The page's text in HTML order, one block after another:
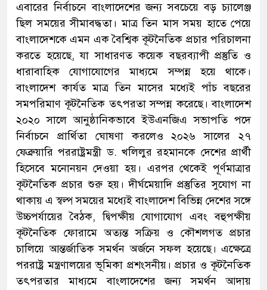
এবারের নির্বাচনে বাংলাদেশের জন্য সবচেয়ে বড় চ্যালেঞ্জ
ছিল সময়ের সীমাবদ্ধতা। মাত্র তিন মাস সময় হাতে পেয়ে
বাংলাদেশকে এমন এক বৈশ্বিক কূটনৈতিক প্রচার পরিচালনা
করতে হয়েছে, যা সাধারণত কয়েক বছরব্যাপী প্রস্তুতি ও
ধারাবাহিক যোগাযোগের মাধ্যমে সম্পন্ন হয়ে থাকে।
বাংলাদেশ কার্যত মাত্র তিন মাসের মধ্যেই পাঁচ বছরের
সমপরিমাণ কূটনৈতিক তৎপরতা সম্পন্ন করেছে। বাংলাদেশ
২০২০ সালে আনুষ্ঠানিকভাবে ইউএনজিএ সভাপতি পদে
নির্বাচনে প্রার্থিতা ঘোষণা করলেও ২০২৬ সালের ২৭
ফেব্রুয়ারি পররাষ্ট্রমন্ত্রী ড. খলিলুর রহমানকে দেশের প্রার্থী
হিসেবে মনোনয়ন দেওয়া হয়। এরপর থেকেই পূর্ণমাত্রার
কূটনৈতিক প্রচার শুরু হয়। দীর্ঘমেয়াদি প্রস্তুতির সুযোগ না
থাকায় এ স্বল্প সময়ের মধ্যেই বাংলাদেশ বিভিন্ন দেশের সঙ্গে
উচ্চপর্যায়ের বৈঠক, দ্বিপক্ষীয় যোগাযোগ এবং বহুপক্ষীয়
কূটনৈতিক ফোরামে অত্যন্ত সক্রিয় ও কৌশলগত প্রচার
চালিয়ে আন্তর্জাতিক সমর্থন অর্জনে সফল হয়েছে। এক্ষেত্রে
পররাষ্ট্র মন্ত্রণালয়ের ভূমিকা প্রশংসনীয়। প্রচার ও কূটনৈতিক
তৎপরতার মাধ্যমে বাংলাদেশের জন্য সমর্থন আদায়